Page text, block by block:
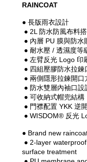
RAINCOAT
● 長版雨衣設計
● 2L 防水防風布料
● 內層 PU 膜與防水
● 耐水壓 / 透濕度等
● 左臂反光 Logo 印
● 四組壓膠防水拉鍊
● 兩側隱形拉鍊開口
● 防水雙層內袖口設
● 可收納式帽兜結構
● 門襟配置 YKK 逆
● WISDOM® 反光
● Brand new
● 2-layer
surface treatment